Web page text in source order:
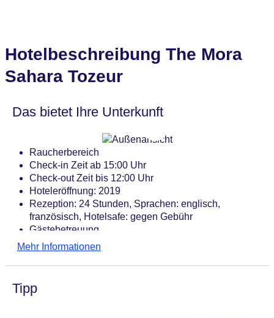
Hotelbeschreibung The Mora
Sahara Tozeur
Das bietet Ihre Unterkunft
Raucherbereich
Check-in Zeit ab 15:00 Uhr
Check-out Zeit bis 12:00 Uhr
Hoteleröffnung: 2019
Rezeption: 24 Stunden, Sprachen: englisch,
französisch, Hotelsafe: gegen Gebühr
Gästebetreuung
Lift
Geldautomat in der Unterkunft
Pools: 3
Mehr Informationen
Tipp